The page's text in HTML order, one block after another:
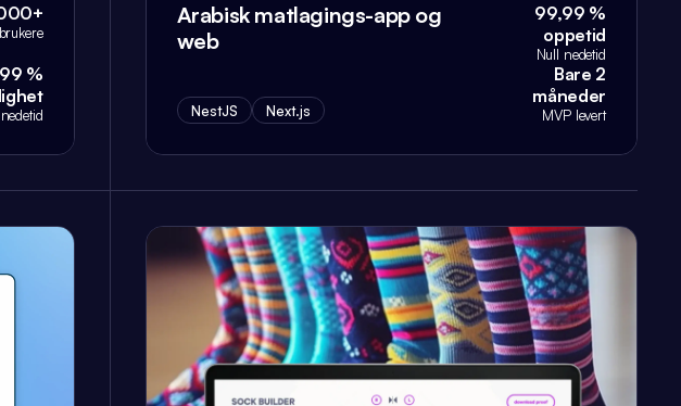
%
Arabisk matlagings-app og
web
NestJS Next.js
99,99 %
oppetid
Null nedetid
Bare 2
måneder
MVP levert